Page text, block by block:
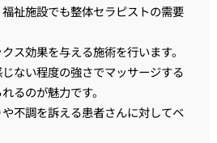
祉施設でも整体セラピストの需要
ス効果を与える施術を行います。
ない程度の強さでマッサージする
るのが魅力です。
不調を訴える患者さんに対してベ